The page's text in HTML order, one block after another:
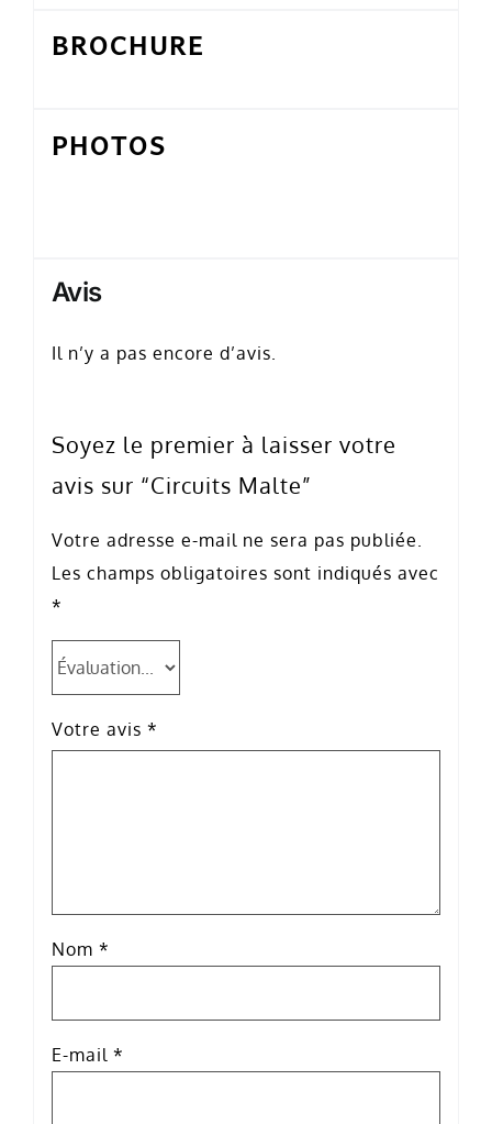
BROCHURE
PHOTOS
Avis
Il n’y a pas encore d’avis.
Soyez le premier à laisser votre
avis sur “Circuits Malte”
Votre adresse e-mail ne sera pas publiée.
Les champs obligatoires sont indiqués avec
*
Votre avis *
Nom *
E-mail *